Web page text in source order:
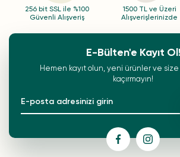
256 bit SSL ile %100
Güvenli Alışveriş
1500 TL ve Üzeri
Alışverişlerinizde
E-Bülten'e Kayıt Ol!
Hemen kayıt olun, yeni ürünler ve size
kaçırmayın!